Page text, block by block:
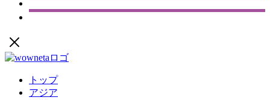
トップ
アジア